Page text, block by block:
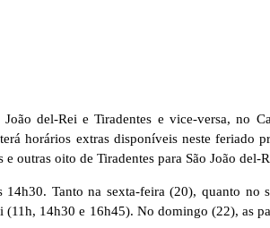
del-Rei e Tiradentes e vice-versa, no
horários extras disponíveis neste feriado
outras oito de Tiradentes para São João del-
Tanto na sexta-feira (20), quanto no
14h30 e 16h45). No domingo (22), as